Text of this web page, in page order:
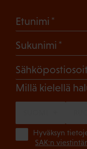
Etunimi
Sukunimi
Millä kielellä
Hyväksyn
SAK:n